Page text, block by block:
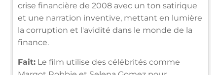
crise financière de 2008 avec un ton satirique
et une narration inventive, mettant en lumière
la corruption et l'avidité dans le monde de la
finance.
Fait: Le film utilise des célébrités comme